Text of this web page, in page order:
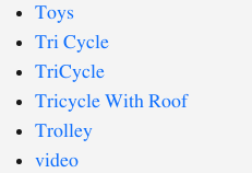
Toys
Tri Cycle
TriCycle
Tricycle With Roof
Trolley
video